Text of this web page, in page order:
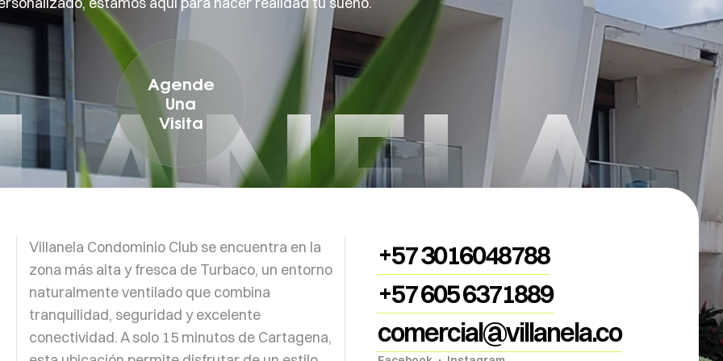
Agende
Una
Visita
Villanela Condominio Club se encuentra en la
zona más alta y fresca de Turbaco, un entorno
naturalmente ventilado que combina
tranquilidad, seguridad y excelente
conectividad. A solo 15 minutos de Cartagena,
+57 3016048788
+57 605 6371889
comercial@villanela.co